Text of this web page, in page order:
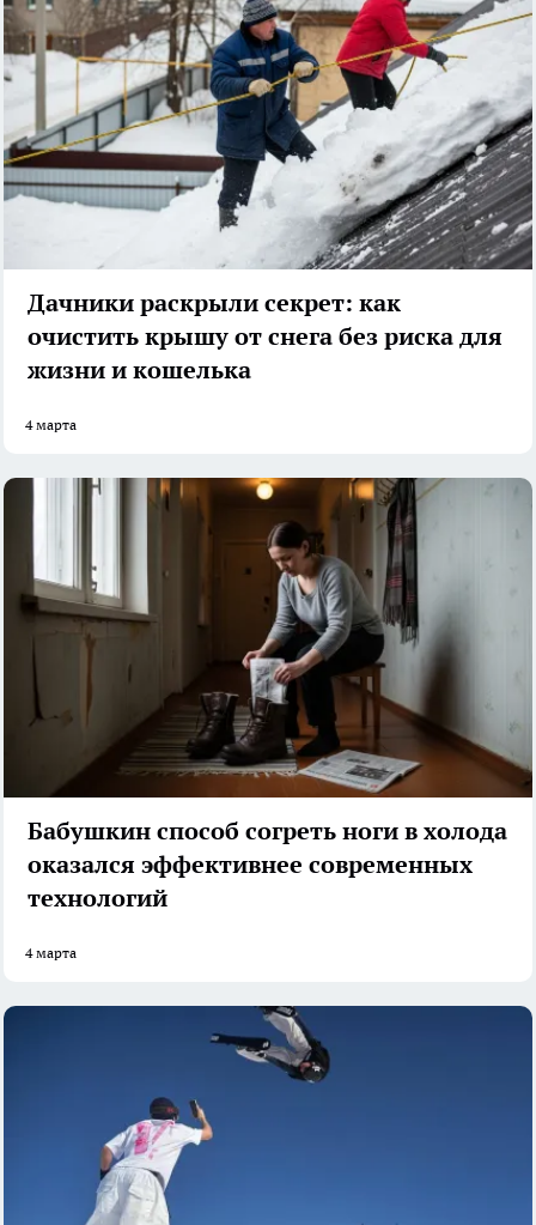
Дачники раскрыли секрет: как
очистить крышу от снега без риска для
жизни и кошелька
4 марта
Бабушкин способ согреть ноги в холода
оказался эффективнее современных
технологий
4 марта